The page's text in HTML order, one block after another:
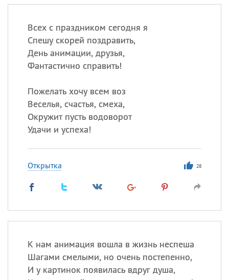
Всех с праздником сегодня я
Спешу скорей поздравить,
День анимации, друзья,
Фантастично справить!
Пожелать хочу всем воз
Веселья, счастья, смеха,
Окружит пусть водоворот
Удачи и успеха!
Открытка 28
К нам анимация вошла в жизнь неспеша
Шагами смелыми, но очень постепенно,
И у картинок появилась вдруг душа,